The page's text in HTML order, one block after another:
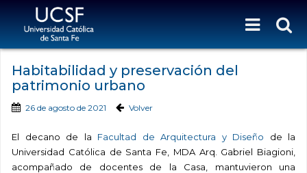
Habitabilidad y preservación del
patrimonio urbano
26 de agosto de 2021 Volver
El decano de la Facultad de Arquitectura y Diseño de la
Universidad Católica de Santa Fe, MDA Arq. Gabriel Biagioni,
acompañado de docentes de la Casa, mantuvieron una